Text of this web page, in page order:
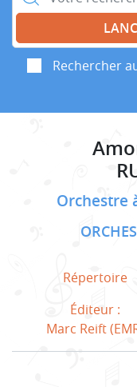
Rechercher
Orchestre
Répertoire
Éditeur :
Marc Reift